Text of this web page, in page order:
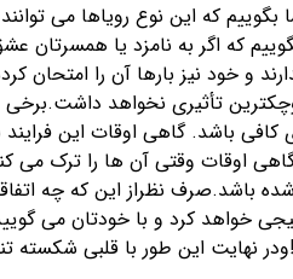
که این نوع رویاها می
که اگر به نامزد یا همسرتان
و خود نیز بارها آن را امتحان
تأثیری نخواهد داشت.برخی
کافی باشد. گاهی اوقات این
اوقات وقتی آن ها را ترک می
شده باشد.صرف نظراز این که چه
خواهد کرد و با خودتان می
این طور با قلبی شکسته